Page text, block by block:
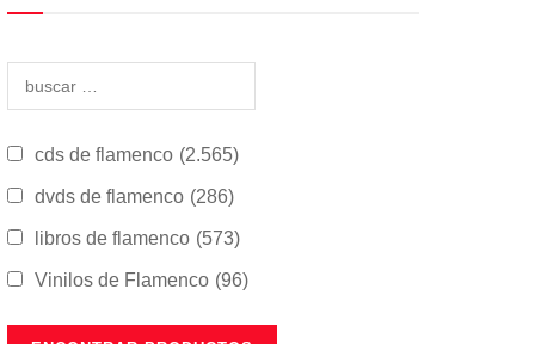
cds de flamenco (2.565)
dvds de flamenco (286)
libros de flamenco (573)
Vinilos de Flamenco (96)
FLAMENCO
FLAMENCO